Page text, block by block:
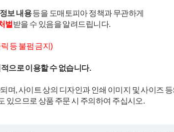
보 내용등을 도매토피아 정책과 무관하게
벌 받을 수 있음을 알려드립니다.
등 불펌 금지)
으로 이용할 수 없습니다.
되며, 사이트 상의 디자인과 인쇄 이미지 및 사이즈 등
있으므로 상품 주문 시 주의하여 주십시오.